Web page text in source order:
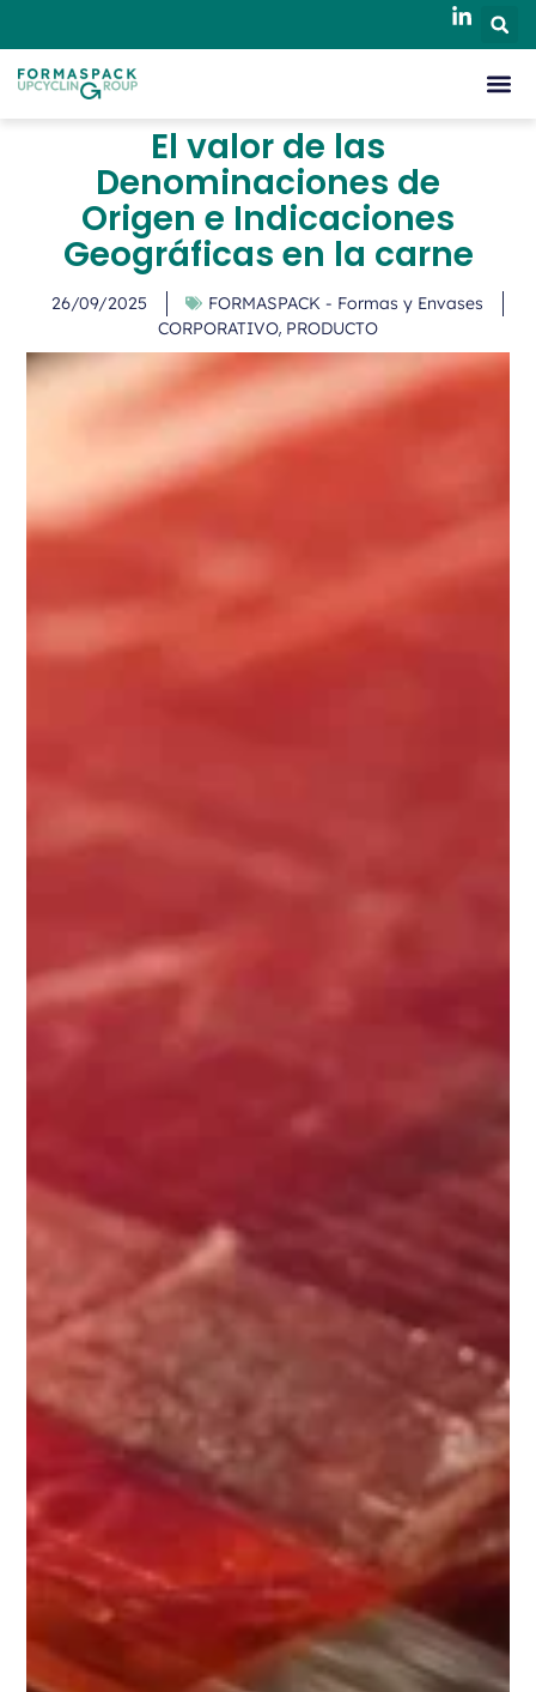
El valor de las
Denominaciones de
Origen e Indicaciones
Geográficas en la carne
26/09/2025
FORMASPACK - Formas y Envases
CORPORATIVO, PRODUCTO